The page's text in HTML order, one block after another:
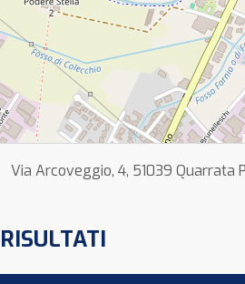
Via Arcoveggio, 4, 51039 Quarrata
RISULTATI